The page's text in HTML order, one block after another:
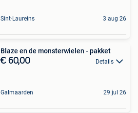
Sint-Laureins 3 aug 26
Blaze en de monsterwielen - pakket
€ 60,00 Details
Galmaarden 29 jul 26